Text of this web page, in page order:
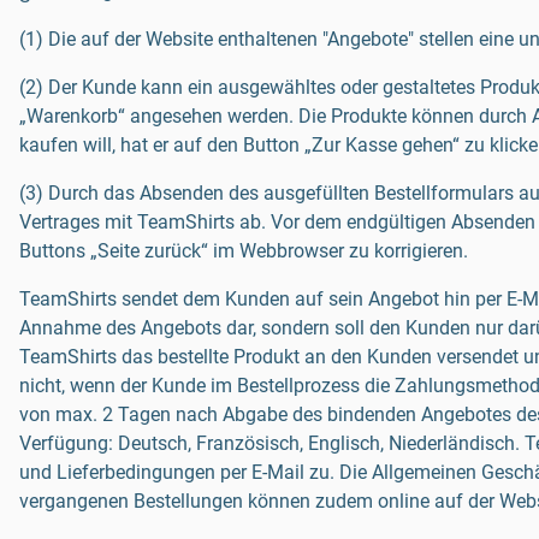
(1) Die auf der Website enthaltenen "Angebote" stellen eine
(2) Der Kunde kann ein ausgewähltes oder gestaltetes
„Warenkorb“ angesehen werden. Die Produkte können
kaufen will, hat er auf den Button „Zur Kasse gehen“ zu
(3) Durch das Absenden des ausgefüllten Bestellformulars
Vertrages mit TeamShirts ab. Vor dem endgültigen
Buttons „Seite zurück“ im Webbrowser zu korrigieren.
TeamShirts sendet dem Kunden auf sein Angebot hin per
Annahme des Angebots dar, sondern soll den Kunden nur
TeamShirts das bestellte Produkt an den Kunden versendet
nicht, wenn der Kunde im Bestellprozess die
von max. 2 Tagen nach Abgabe des bindenden Angebotes
Verfügung: Deutsch, Französisch, Englisch, Niederländisch.
und Lieferbedingungen per E-Mail zu. Die Allgemeinen
vergangenen Bestellungen können zudem online auf der